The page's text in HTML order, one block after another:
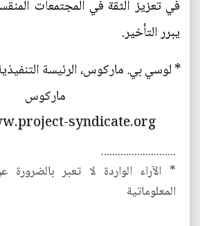
في تعزيز الثقة في المجتمعات
يبرر التأخير.
* لوسي بي. ماركوس، الرئيسة
ماركوس
syndicate.org
...........................
* الآراء الواردة لا تعبر
المعلوماتية